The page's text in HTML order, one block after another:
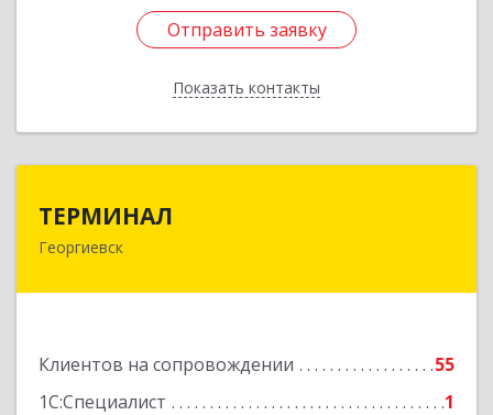
Отправить заявку
Показать контакты
Отправить заявку
Назад
ТЕРМИНАЛ
Георгиевск
Клиентов на сопровождении
55
1С:Специалист
1
357820, Ставропольский край, Георгиевск г,